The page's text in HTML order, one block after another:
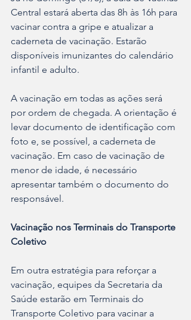
Central estará aberta das 8h às 16h para
vacinar contra a gripe e atualizar a
caderneta de vacinação. Estarão
disponíveis imunizantes do calendário
infantil e adulto.
A vacinação em todas as ações será
por ordem de chegada. A orientação é
levar documento de identificação com
foto e, se possível, a caderneta de
vacinação. Em caso de vacinação de
menor de idade, é necessário
apresentar também o documento do
responsável.
Vacinação nos Terminais do Transporte
Coletivo
Em outra estratégia para reforçar a
vacinação, equipes da Secretaria da
Saúde estarão em Terminais do
Transporte Coletivo para vacinar a